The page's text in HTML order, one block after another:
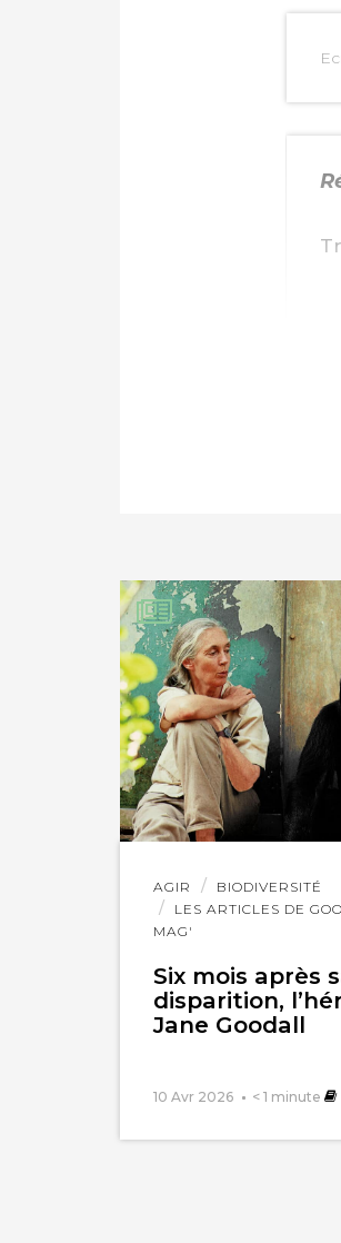
AGIR
BIODIVERSITÉ
LES ARTICLES DE
MAG'
Six mois après
disparition,
Jane Goodall
10 Avr 2026 < 1 minute
Lire
l'article